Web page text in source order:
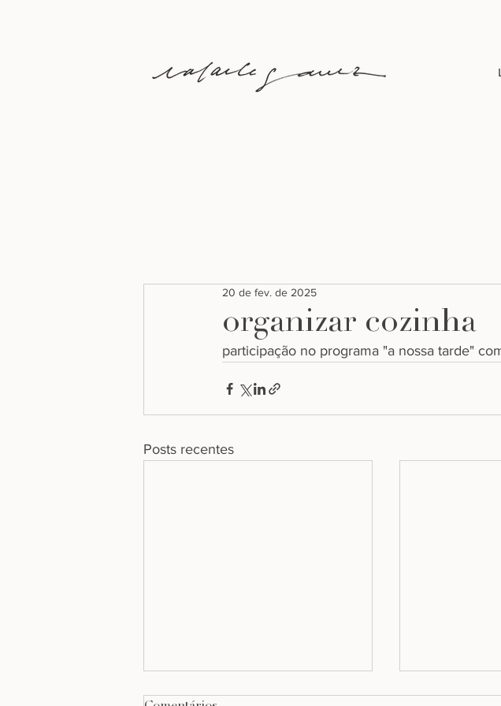
organizar cozinha
20 de fev. de 2025
participação no programa "a nossa tarde"
Posts recentes